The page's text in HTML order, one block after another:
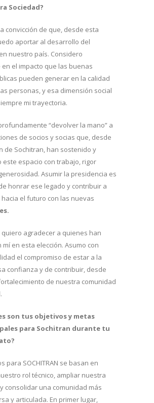
Sociedad?
convicción de que, desde esta
aportar al desarrollo del
nuestro país. Considero
el impacto que las buenas
pueden generar en la calidad
personas, y esa dimensión social
mi trayectoria.
“devolver la mano” a
de socios y socias que, desde
de Sochitran, han sostenido y
este espacio con trabajo, rigor
Asumir la presidencia es
honrar ese legado y contribuir a
el futuro con las nuevas
es.
quiero agradecer a quienes han
en esta elección. Asumo con
el compromiso de estar a la
confianza y de contribuir, desde
de nuestra comunidad
son tus objetivos y metas
para Sochitran durante tu
para SOCHITRAN se basan en
rol técnico, ampliar nuestra
consolidar una comunidad más
y articulada. En primer lugar,